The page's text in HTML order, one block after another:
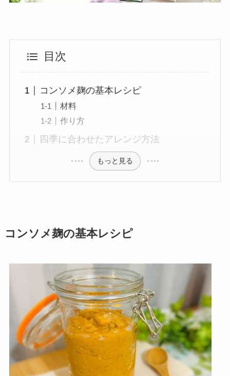
目次
コンソメ麹の基本レシピ
材料
作り方
四季に合わせたアレンジ方法
もっと見る
コンソメ麹の基本レシピ